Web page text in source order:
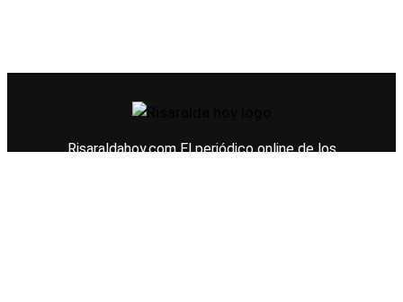
Risaraldahoy.comEl periódico online de los